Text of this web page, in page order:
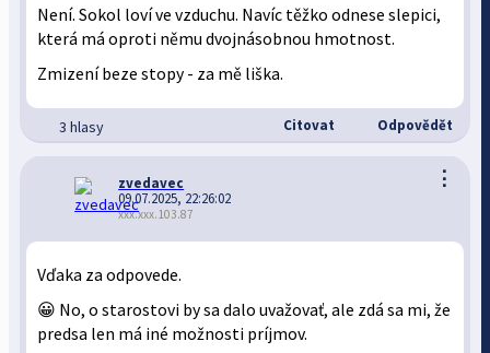
Není. Sokol loví ve vzduchu. Navíc těžko odnese slepici,
která má oproti němu dvojnásobnou hmotnost.
Zmizení beze stopy - za mě liška.
3 hlasy Citovat Odpovědět
⋮
zvedavec
09.07.2025, 22:26:02
xxx.xxx.103.87
Vďaka za odpovede.
😀 No, o starostovi by sa dalo uvažovať, ale zdá sa mi, že
predsa len má iné možnosti príjmov.